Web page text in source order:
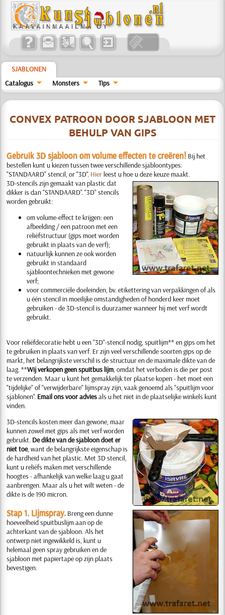
SJABLONEN
Catalogus
Monsters Tips
CONVEX PATROON DOOR SJABLOON MET
BEHULP VAN GIPS
Gebruik 3D sjabloon om volume effecten te creëren! Bij het
bestellen kunt u kiezen tussen twee verschillende sjabloontypes:
"STANDAARD" stencil, or "3D". Hier leest u hoe u deze keuze maakt.
3D-stencils zijn gemaakt van plastic dat
dikker is dan "STANDAARD". "3D" stencils
worden gebruikt:
om volume-effect te krijgen: een
afbeelding / een patroon met een
reliëfstructuur (gips moet worden
gebruikt in plaats van de verf);
natuurlijk kunnen ze ook worden
gebruikt in standaard
sjabloontechnieken met gewone
verf;
voor commerciële doeleinden, bv. etikettering van verpakkingen of als
u één stencil in moeilijke omstandigheden of honderd keer moet
gebruiken - de 3D-stencil is duurzamer wanneer hij met verf wordt
gebruikt.
Voor reliëfdecoratie hebt u een "3D"-stencil nodig, spuitlijm** en gips om het
te gebruiken in plaats van verf. Er zijn veel verschillende soorten gips op de
markt, het belangrijkste verschil is de structuur en de maximale dikte van de
laag. **Wij verkopen geen spuitbus lijm, omdat het verboden is die per post
te verzenden. Maar u kunt het gemakkelijk ter plaatse kopen - het moet een
"tijdelijke" of "verwijderbare" lijmspray zijn, vaak genoemd als "spuitlijm voor
sjablonen". Email ons voor adviesals u het niet in de plaatselijke winkels kunt
vinden.
3D-stencils kosten meer dan gewone, maar
kunnen zowel met gips als met verf worden
gebruikt. De dikte van de sjabloon doet er
niet toe, want de belangrijkste eigenschap is
de hardheid van het plastic. Met 3D stencil,
kunt u reliëfs maken met verschillende
hoogtes - afhankelijk van welke laag u gaat
aanbrengen. Maar als u het wilt weten - de
dikte is de 190 micron.
Stap 1. Lijmspray. Breng een dunne
hoeveelheid spuitbuslijm aan op de
achterkant van de sjabloon. Als het
ontwerp niet ingewikkeld is, kunt u
helemaal geen spray gebruiken en de
sjabloon met papiertape op zijn plaats
bevestigen.